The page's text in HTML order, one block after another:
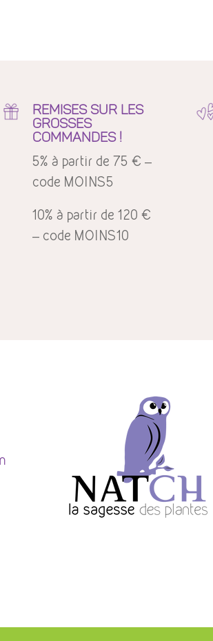
REMISES SUR LES
GROSSES
COMMANDES !
5% à partir de 75 € –
code MOINS5
10% à partir de 120 €
– code MOINS10